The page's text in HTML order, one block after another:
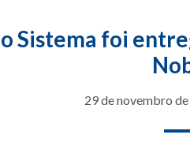
Sistema foi
29 de novembro